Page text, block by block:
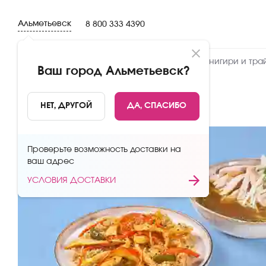
Альметьевск
Ваш город Альметьевск?
НЕТ, ДРУГОЙ ДА, СПАСИБО
Проверьте возможность доставки на
ваш адрес
УСЛОВИЯ ДОСТАВКИ
8 800 333 4390
Онигири и
НАЗАД